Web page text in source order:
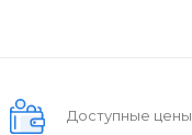
Доступные цены